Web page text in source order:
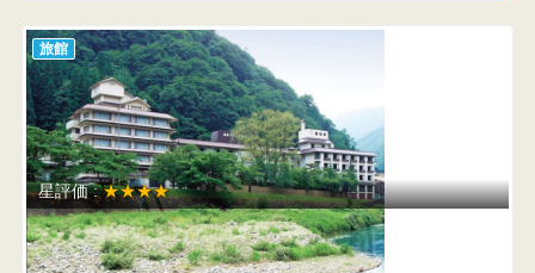
旅館
星評価 :★★★★
ゆめみの宿 観松館